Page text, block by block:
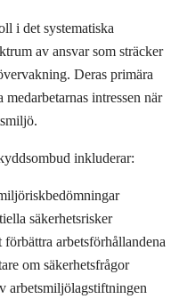
i det systematiska
av ansvar som sträcker
Deras primära
intressen när
inkluderar:
säkerhetsrisker
arbetsförhållandena
om säkerhetsfrågor
arbetsmiljölagstiftningen